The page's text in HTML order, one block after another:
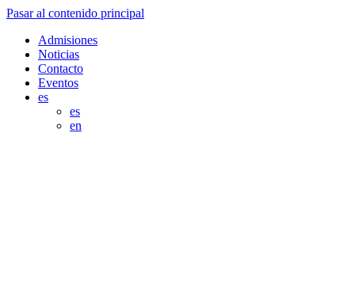
Pasar al contenido principal
Admisiones
Noticias
Contacto
Eventos
es
es
en